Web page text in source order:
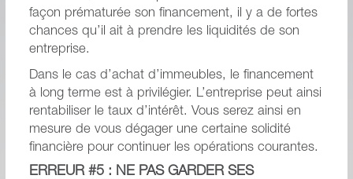
façon prématurée son financement, il y a de fortes
chances qu’il ait à prendre les liquidités de son
entreprise.
Dans le cas d’achat d’immeubles, le financement
à long terme est à privilégier. L’entreprise peut ainsi
rentabiliser le taux d’intérêt. Vous serez ainsi en
mesure de vous dégager une certaine solidité
financière pour continuer les opérations courantes.
ERREUR #5 : NE PAS GARDER SES